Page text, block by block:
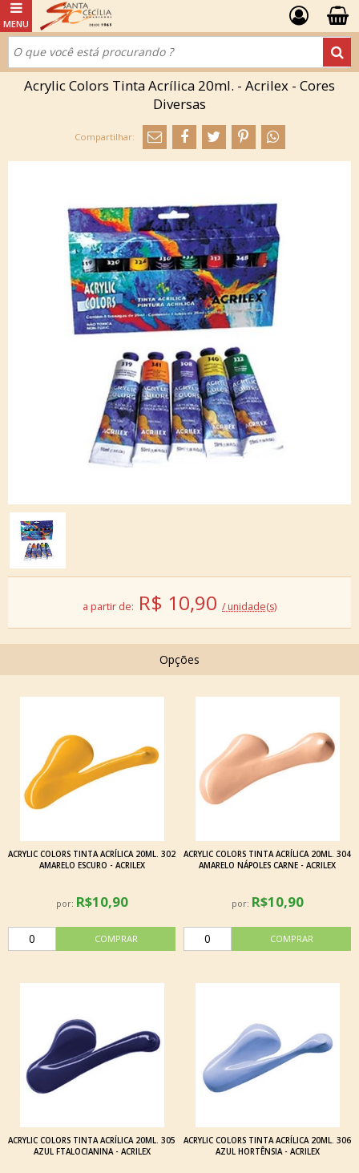
Acrylic Colors Tinta Acrílica 20ml. - Acrilex - Cores
Diversas
a partir de: R$ 10,90 / unidade(s)
Opções
ACRYLIC COLORS TINTA ACRÍLICA 20ML. 302
AMARELO ESCURO - ACRILEX
por: R$10,90
ACRYLIC COLORS TINTA ACRÍLICA 20ML. 304
AMARELO NÁPOLES CARNE - ACRILEX
por: R$10,90
ACRYLIC COLORS TINTA ACRÍLICA 20ML. 305
AZUL FTALOCIANINA - ACRILEX
ACRYLIC COLORS TINTA ACRÍLICA 20ML. 306
AZUL HORTÊNSIA - ACRILEX